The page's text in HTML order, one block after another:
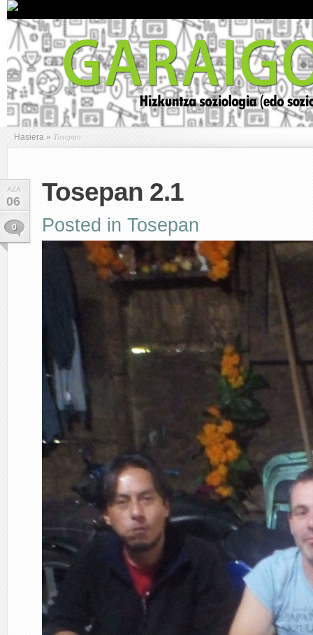
Hasiera » Tosepan
AZA
06
0
Tosepan 2.1
Posted in Tosepan